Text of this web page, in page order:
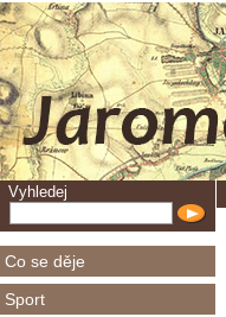
Vyhledej
Co se děje
Sport